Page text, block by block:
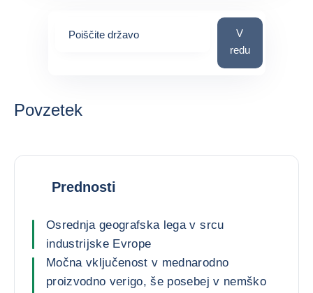
Poiščite državo Poiščite državo
V
redu
Povzetek
Prednosti
Osrednja geografska lega v srcu
industrijske Evrope
Močna vključenost v mednarodno
proizvodno verigo, še posebej v nemško